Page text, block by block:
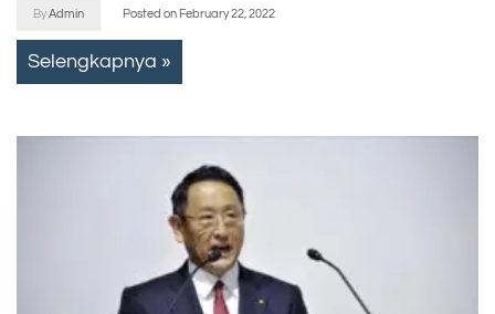
ByAdmin Posted on February 22, 2022
Selengkapnya »